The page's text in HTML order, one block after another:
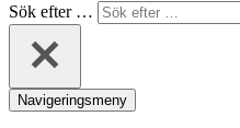
Sök efter …
Navigeringsmeny